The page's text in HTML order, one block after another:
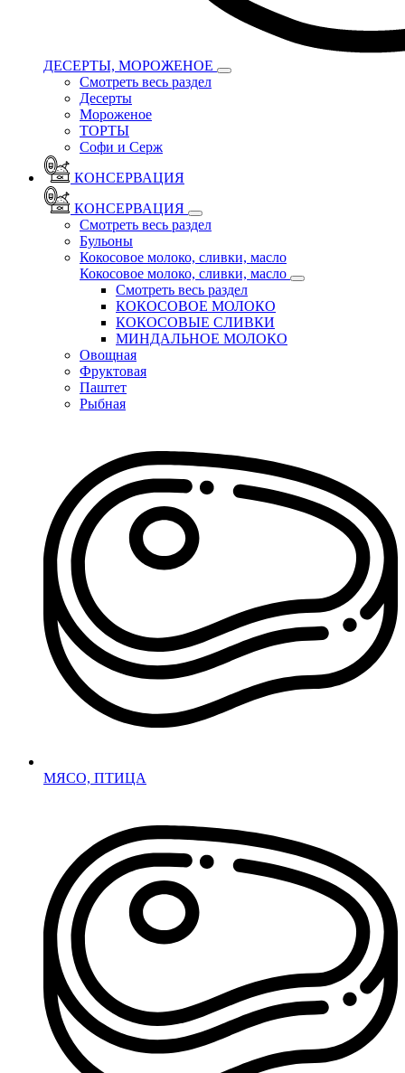
ДЕСЕРТЫ, МОРОЖЕНОЕ
Смотреть весь раздел
Десерты
Мороженое
ТОРТЫ
Софи и Серж
КОНСЕРВАЦИЯ
КОНСЕРВАЦИЯ
Смотреть весь раздел
Бульоны
Кокосовое молоко, сливки, масло
Кокосовое молоко, сливки, масло
Смотреть весь раздел
КОКОСОВОЕ МОЛОКО
КОКОСОВЫЕ СЛИВКИ
МИНДАЛЬНОЕ МОЛОКО
Овощная
Фруктовая
Паштет
Рыбная
МЯСО, ПТИЦА